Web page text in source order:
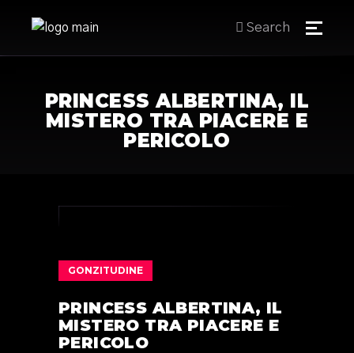
Search
PRINCESS ALBERTINA, IL
MISTERO TRA PIACERE E
PERICOLO
GONZITUDINE
PRINCESS ALBERTINA, IL
MISTERO TRA PIACERE E
PERICOLO